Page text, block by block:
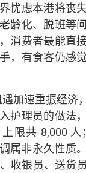
忧虑本港将丧
龄化、脱班等
消费者最能直
，有食客仍感
加速重振经济
护理员的做法
限共 8,000
属非永久性质
收银员、送货